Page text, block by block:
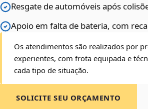
Resgate de automóveis após
Apoio em falta de bateria, com
Os atendimentos são realizados por
experientes, com frota equipada e
cada tipo de situação.
SOLICITE SEU ORÇAMENTO